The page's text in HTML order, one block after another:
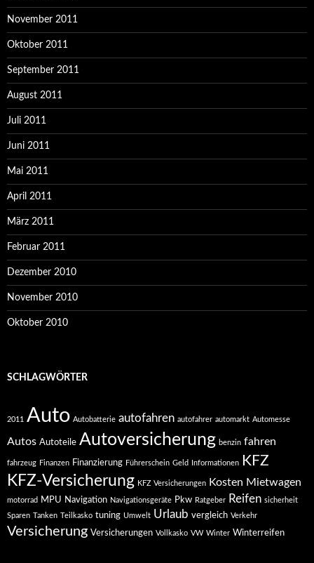
November 2011
Oktober 2011
September 2011
August 2011
Juli 2011
Juni 2011
Mai 2011
April 2011
März 2011
Februar 2011
Dezember 2010
November 2010
Oktober 2010
SCHLAGWÖRTER
2011 Auto Autobatterie autofahren autofahrer automarkt Automesse
Autos Autoteile Autoversicherung benzin fahren
fahrzeug Finanzen Finanzierung Führerschein Geld Informationen KFZ
KFZ-Versicherung KFZ Versicherungen Kosten Mietwagen
motorrad MPU Navigation Navigationsgeräte Pkw Ratgeber Reifen sicherheit
Sparen Tanken Teilkasko tuning Umwelt Urlaub vergleich Verkehr
Versicherung Versicherungen Vollkasko VW Winter Winterreifen